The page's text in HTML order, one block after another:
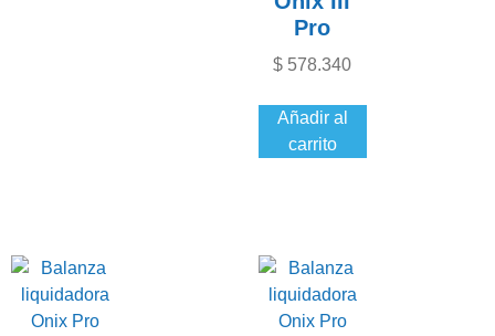
Pro
$ 578.340
Añadir al
carrito